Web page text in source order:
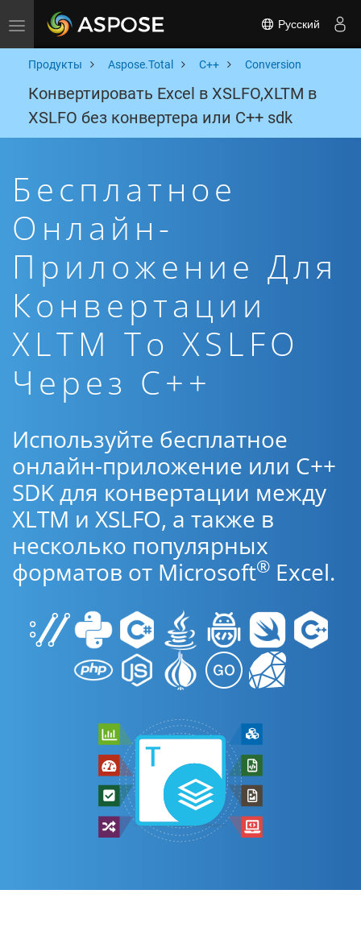
Toggle navigation Русский
Продукты Aspose.Total C++ Conversion
Конвертировать Excel в XSLFO,XLTM в
XSLFO без конвертера или C++ sdk
Бесплатное
Онлайн-
Приложение Для
Конвертации
XLTM To XSLFO
Через C++
Используйте бесплатное
онлайн-приложение или C++
SDK для конвертации между
XLTM и XSLFO, а также в
несколько популярных
форматов от Microsoft® Excel.